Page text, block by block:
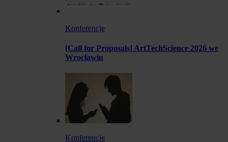
Konferencje
[Call for Proposals] ArtTechScience 2026 we
Wrocławiu
Konferencje